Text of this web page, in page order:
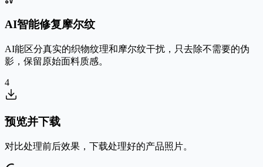
AI智能修复摩尔纹
AI能区分真实的织物纹理和摩尔纹干扰，只去除不需要的伪
影，保留原始面料质感。
4
预览并下载
对比处理前后效果，下载处理好的产品照片。